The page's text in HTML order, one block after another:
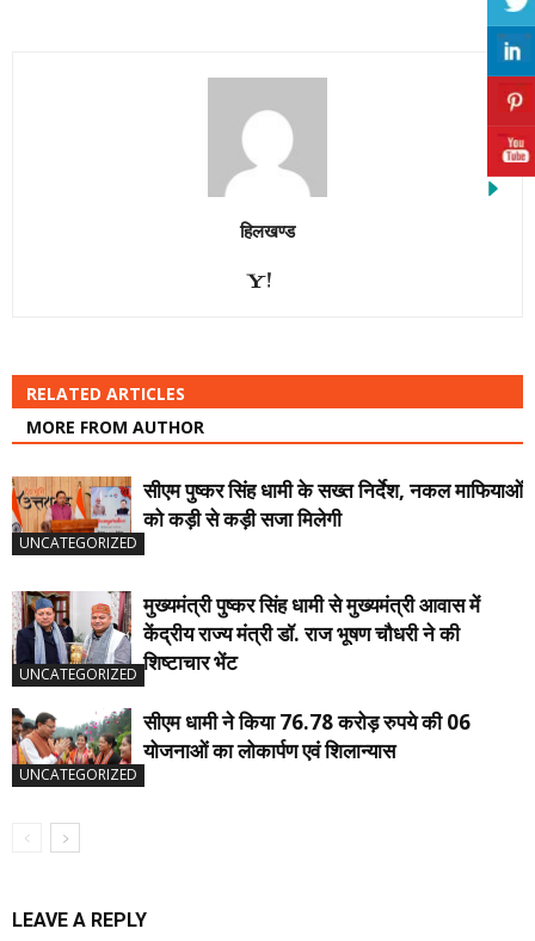
हिलखण्ड
RELATED ARTICLES
MORE FROM AUTHOR
UNCATEGORIZED
सीएम पुष्कर सिंह धामी के सख्त निर्देश, नकल माफियाओं
को कड़ी से कड़ी सजा मिलेगी
UNCATEGORIZED
मुख्यमंत्री पुष्कर सिंह धामी से मुख्यमंत्री आवास में
केंद्रीय राज्य मंत्री डॉ. राज भूषण चौधरी ने की
शिष्टाचार भेंट
UNCATEGORIZED
सीएम धामी ने किया 76.78 करोड़ रुपये की 06
योजनाओं का लोकार्पण एवं शिलान्यास
LEAVE A REPLY